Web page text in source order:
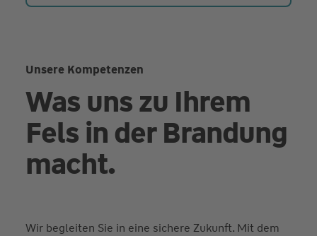
Unsere Kompetenzen
Was uns zu Ihrem
Fels in der Brandung
macht.
Wir begleiten Sie in eine sichere Zukunft. Mit dem